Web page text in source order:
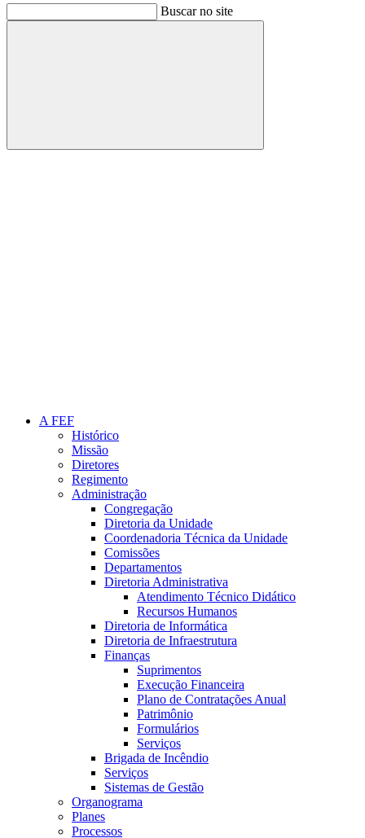
Buscar no site
Buscar
A FEF
Histórico
Missão
Diretores
Regimento
Administração
Congregação
Diretoria da Unidade
Coordenadoria Técnica da Unidade
Comissões
Departamentos
Diretoria Administrativa
Atendimento Técnico Didático
Recursos Humanos
Diretoria de Informática
Diretoria de Infraestrutura
Finanças
Suprimentos
Execução Financeira
Plano de Contratações Anual
Patrimônio
Formulários
Serviços
Brigada de Incêndio
Serviços
Sistemas de Gestão
Organograma
Planes
Processos